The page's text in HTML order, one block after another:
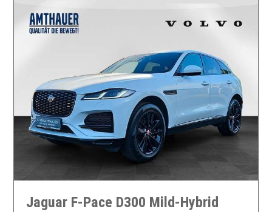
Jaguar F-Pace D300 Mild-Hybrid